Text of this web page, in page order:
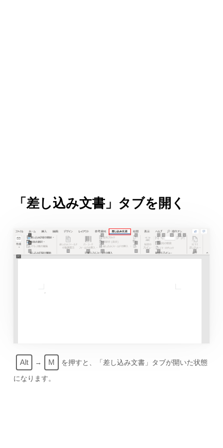
「差し込み文書」タブを開く
Alt → M
を押すと、「差し込み文書」タブが開いた状態
になります。